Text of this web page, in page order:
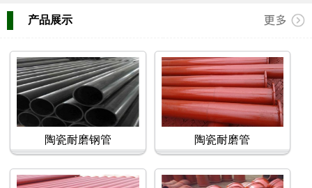
产品展示
陶瓷耐磨钢管 陶瓷耐磨管